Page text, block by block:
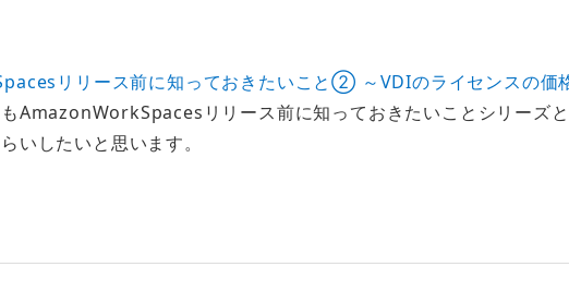
リリース前に知っておきたいこと② ～VDIのライセンスの価
もAmazonWorkSpacesリリース前に知っておきたいことシリーズ
いしたいと思います。